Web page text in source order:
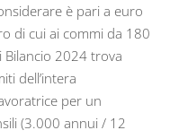
è pari a euro
di cui ai commi da 180
Bilancio 2024 trova
dell’intera
per un
(3.000 annui / 12